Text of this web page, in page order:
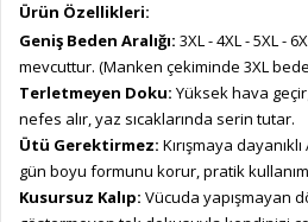
Ürün Özellikleri:
Geniş Beden Aralığı: 3XL - 4XL - 5XL -
mevcuttur. (Manken çekiminde 3XL
Terletmeyen Doku: Yüksek hava
nefes alır, yaz sıcaklarında serin tutar.
Ütü Gerektirmez: Kırışmaya
gün boyu formunu korur, pratik
Kusursuz Kalıp: Vücuda yapışmayan